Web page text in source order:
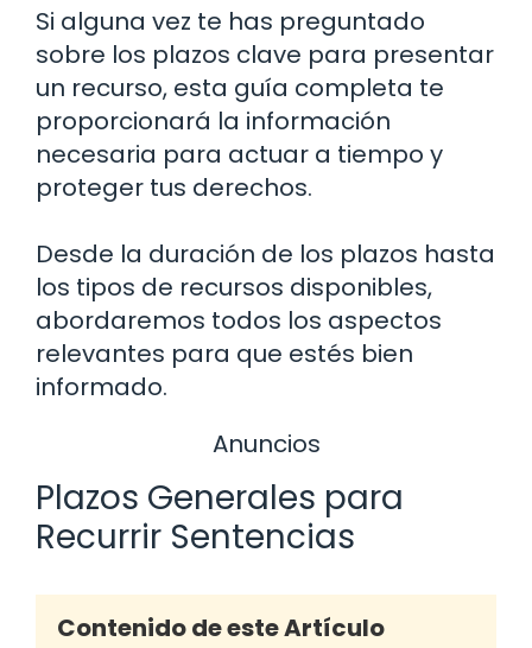
Si alguna vez te has preguntado
sobre los plazos clave para presentar
un recurso, esta guía completa te
proporcionará la información
necesaria para actuar a tiempo y
proteger tus derechos.
Desde la duración de los plazos hasta
los tipos de recursos disponibles,
abordaremos todos los aspectos
relevantes para que estés bien
informado.
Anuncios
Plazos Generales para
Recurrir Sentencias
Contenido de este Artículo